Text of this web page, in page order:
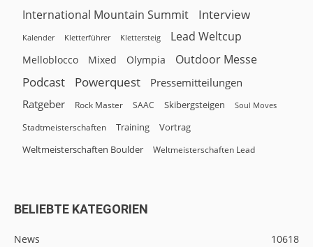
International Mountain Summit Interview
Kalender Kletterführer Klettersteig Lead Weltcup
Melloblocco Mixed Olympia Outdoor Messe
Podcast Powerquest Pressemitteilungen
Ratgeber Rock Master SAAC Skibergsteigen Soul Moves
Stadtmeisterschaften Training
Vortrag
Weltmeisterschaften Boulder
Weltmeisterschaften Lead
BELIEBTE KATEGORIEN
News 10618